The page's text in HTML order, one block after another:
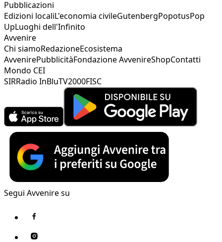
Pubblicazioni
Edizioni localiL'economia civileGutenbergPopotusPop
UpLuoghi dell'Infinito
Avvenire
Chi siamoRedazioneEcosistema
AvvenirePubblicitàFondazione AvvenireShopContatti
Mondo CEI
SIRRadio InBluTV2000FISC
Segui Avvenire su